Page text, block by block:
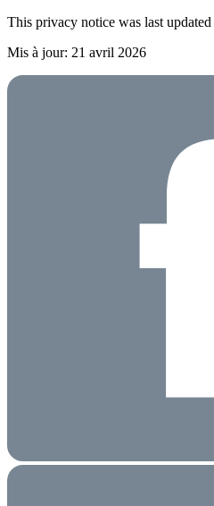
This privacy notice was last
Mis à jour: 21 avril 2026